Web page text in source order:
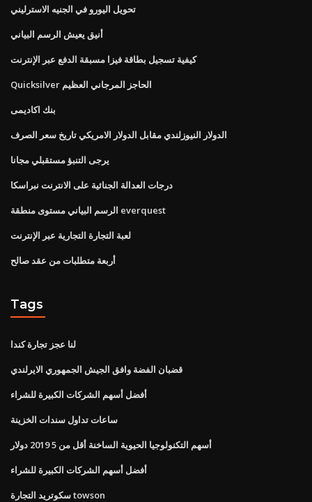
تحويل اليورو في الجنيه الاسترليني
أنيق يعيش الرسم البياني
كيفية تسجيل بطاقة فيزا مسبقة الدفع عبر الإنترنت
Quicksilver الحاجز المرجاني العظيم
بنك اكاديمى
الدولار النيوزلندي مقابل الدولار الامريكي تاريخ سعر الصرف
يرجى التنبؤ مستقبلي مجانا
درجات العدالة الجنائية على الانترنت نبراسكا
الرسم البياني مستوى منطقة everquest
لعبة التجارة التجارية عبر الإنترنت
أربعة متطلبات من عقد صالح
Tags
لنا عجز تجارة كندا
قضبان الفضة وافق الجيش الجمهوري الايرلندي
أفضل أسهم الشركات الكبيرة للشراء
ساعات تداول سندات الخزينة
أسهم التكنولوجيا الحيوية الساخنة أقل من 5 2019 دولار
أفضل أسهم الشركات الكبيرة للشراء
سكوتريد التجارة towson